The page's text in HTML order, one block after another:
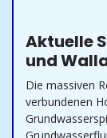
Aktuelle
und
Die massiven
verbundenen